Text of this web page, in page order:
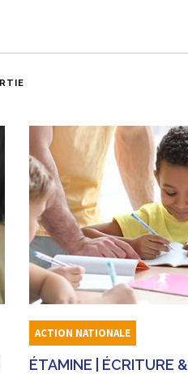
ACTION NATIONALE
ÉTAMINE | ÉCRITURE